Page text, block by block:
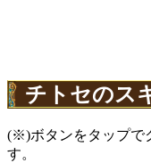
チトセのス
(※)ボタンをタップで
す。